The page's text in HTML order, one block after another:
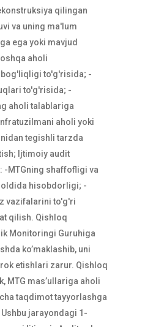
qilingan
va uning ma'lum
ega yoki mavjud
aholi
to'g'risida; -
to'g'risida; -
aholi talablariga
aholi yoki
tegishli tarzda
Ijtimoiy audit
MTGning shaffofligi va
hisobdorligi; -
vazifalarini to'g'ri
qilish. Qishloq
Monitoringi Guruhiga
ko’maklashib, uni
etishlari zarur. Qishloq
MTG mas’ullariga aholi
taqdimot tayyorlashga
jarayondagi 1-